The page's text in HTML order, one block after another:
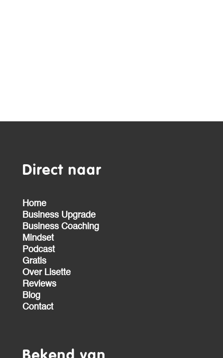
Direct naar
Home
Business Upgrade
Business Coaching
Mindset
Podcast
Gratis
Over Lisette
Reviews
Blog
Contact